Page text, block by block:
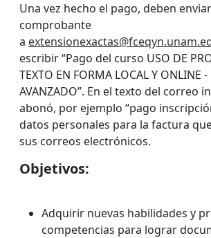
Una vez hecho el pago, deben
comprobante
a
escribir “Pago del curso USO DE
TEXTO EN FORMA LOCAL Y ONLINE -
AVANZADO”. En el texto del correo
abonó, por ejemplo “pago
datos personales para la factura
sus correos electrónicos.
Objetivos:
Adquirir nuevas habilidades y
competencias para lograr